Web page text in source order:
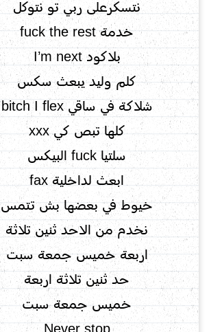
نتسكرعلى ربي تو نتوكل
خدمة fuck the rest
بلاكود I’m next
كلم وليد يبعث سكس
شلاكة في ساقي bitch I flex
كلها تبص كي xxx
سلتيا fuck البيكس
ابعث لداخلية fax
خيوط في بعضها بش تتمس
نخدم من الاحد ثنين تلاثة
اربعة خميس جمعة سبت
حد ثنين تلاثة اربعة
خميس جمعة سبت